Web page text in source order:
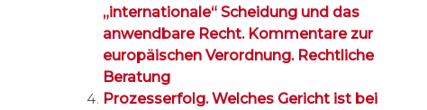
„internationale“ Scheidung und das
anwendbare Recht. Kommentare zur
europäischen Verordnung. Rechtliche
Beratung
Prozesserfolg. Welches Gericht ist bei